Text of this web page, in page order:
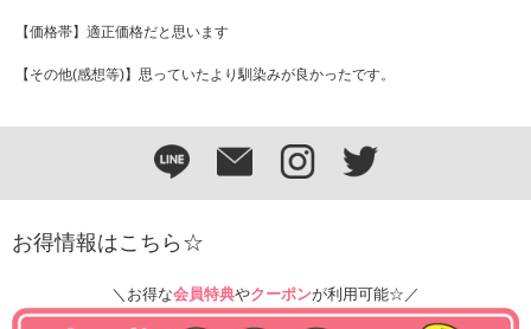
【価格帯】適正価格だと思います
【その他(感想等)】思っていたより馴染みが良かったです。
お得情報はこちら☆
＼お得な会員特典やクーポンが利用可能☆／